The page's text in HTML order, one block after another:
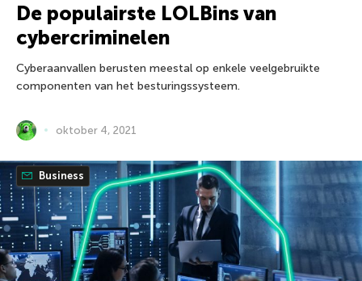
De populairste LOLBins van
cybercriminelen
Cyberaanvallen berusten meestal op enkele veelgebruikte
componenten van het besturingssysteem.
oktober 4, 2021
Business